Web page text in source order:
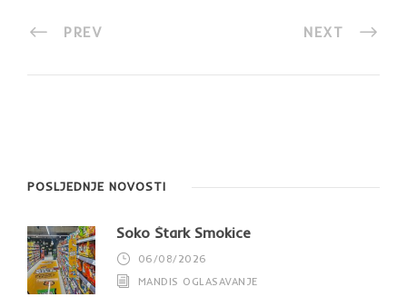
PREV NEXT
POSLJEDNJE NOVOSTI
Soko Štark Smokice
06/08/2026
MANDIS OGLASAVANJE